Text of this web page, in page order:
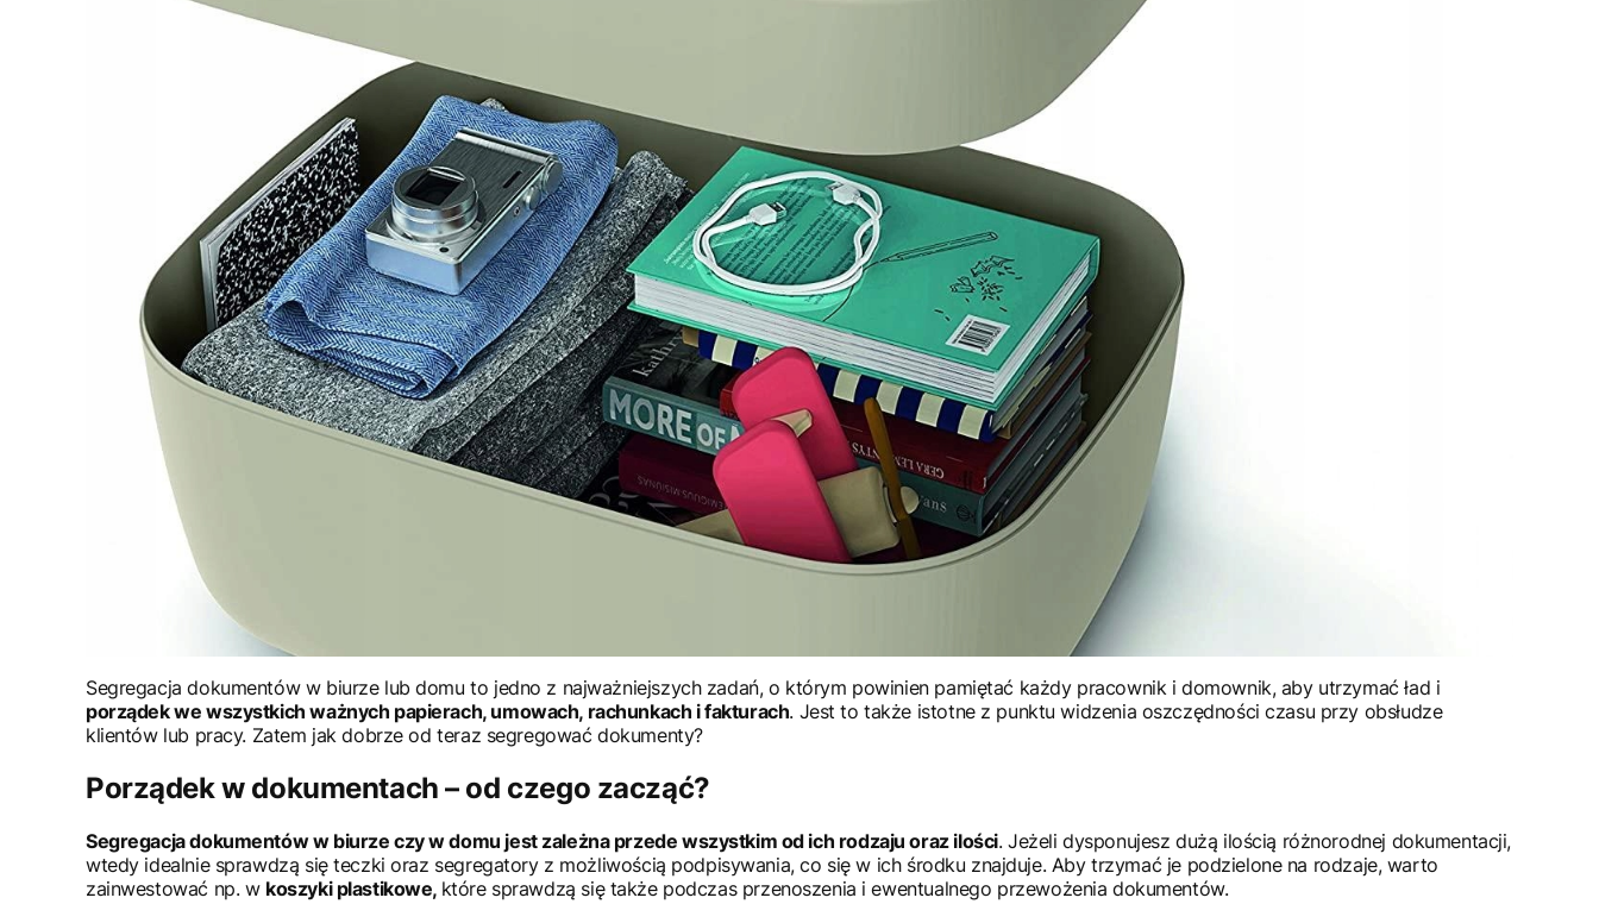
Segregacja dokumentów w biurze lub domu to jedno z najważniejszych zadań, o którym powinien pamiętać każdy pracownik i domownik, aby utrzymać ład i
porządek we wszystkich ważnych papierach, umowach, rachunkach i fakturach. Jest to także istotne z punktu widzenia oszczędności czasu przy obsłudze
klientów lub pracy. Zatem jak dobrze od teraz segregować dokumenty?
Porządek w dokumentach – od czego zacząć?
Segregacja dokumentów w biurze czy w domu jest zależna przede wszystkim od ich rodzaju oraz ilości. Jeżeli dysponujesz dużą ilością różnorodnej dokumentacji,
wtedy idealnie sprawdzą się teczki oraz segregatory z możliwością podpisywania, co się w ich środku znajduje. Aby trzymać je podzielone na rodzaje, warto
zainwestować np. w koszyki plastikowe, które sprawdzą się także podczas przenoszenia i ewentualnego przewożenia dokumentów.